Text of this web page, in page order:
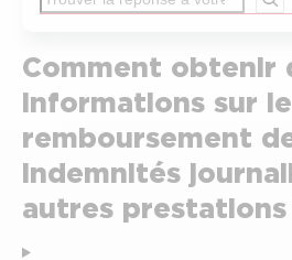
Comment obtenir
informations sur le
remboursement
indemnités
autres prestations